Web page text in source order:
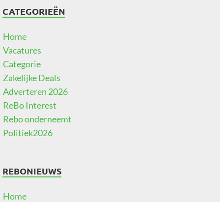
CATEGORIEËN
Home
Vacatures
Categorie
Zakelijke Deals
Adverteren 2026
ReBo Interest
Rebo onderneemt
Politiek2026
REBONIEUWS
Home